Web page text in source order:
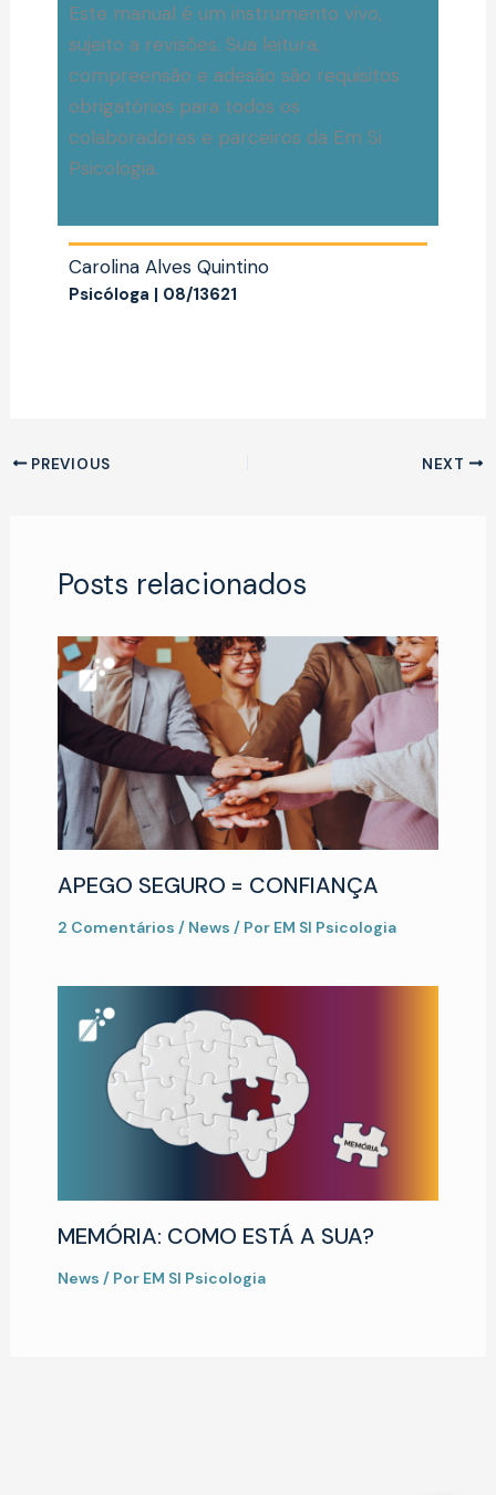
Este manual é um instrumento vivo,
sujeito a revisões. Sua leitura,
compreensão e adesão são requisitos
obrigatórios para todos os
colaboradores e parceiros da Em Si
Psicologia.
Carolina Alves Quintino
Psicóloga | 08/13621
PREVIOUS NEXT
Posts relacionados
APEGO SEGURO = CONFIANÇA
2 Comentários / News / Por EM SI Psicologia
MEMÓRIA: COMO ESTÁ A SUA?
News / Por EM SI Psicologia